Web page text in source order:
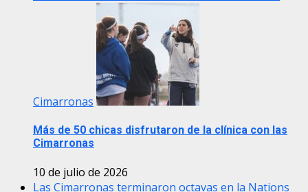
Cimarronas
Más de 50 chicas disfrutaron de la clínica con las
Cimarronas
10 de julio de 2026
Las Cimarronas terminaron octavas en la Nations